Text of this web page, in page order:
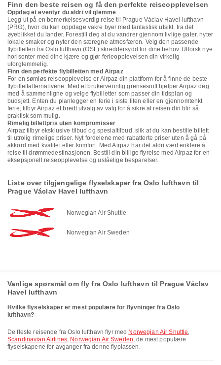
Finn den beste reisen og få den perfekte reiseopplevelsen
Oppdag et eventyr du aldri vil glemme
Legg ut på en bemerkelsesverdig reise til Prague Václav Havel lufthavn
(PRG), hvor du kan oppdage vakre byer med fantastisk utsikt, fra det
øyeblikket du lander. Forestill deg at du vandrer gjennom livlige gater, nyter
lokale smaker og nyter den særegne atmosfæren. Velg den passende
flybilletten fra Oslo lufthavn (OSL) skreddersydd for dine behov. Utforsk nye
horisonter med dine kjære og gjør ferieopplevelsen din virkelig
uforglemmelig.
Finn den perfekte flybilletten med Airpaz
For en sømløs reiseopplevelse er Airpaz din plattform for å finne de beste
flybillettalternativene. Med et brukervennlig grensesnitt hjelper Airpaz deg
med å sammenligne og velge flybilletter som passer din tidsplan og
budsjett. Enten du planlegger en ferie i siste liten eller en gjennomtenkt
ferie, tilbyr Airpaz et bredt utvalg av valg for å sikre at reisen din blir så
praktisk som mulig.
Rimelig billettpris uten kompromisser
Airpaz tilbyr eksklusive tilbud og spesialtilbud, slik at du kan bestille billett
til utrolig rimelige priser. Nyt fordelene med rabatterte priser uten å gå på
akkord med kvalitet eller komfort. Med Airpaz har det aldri vært enklere å
reise til drømmedestinasjonen. Bestill din billige flyreise med Airpaz for en
eksepsjonell reiseopplevelse og uslåelige besparelser.
Liste over tilgjengelige flyselskaper fra Oslo lufthavn til
Prague Václav Havel lufthavn
Norwegian Air Shuttle
Norwegian Air Sweden
Vanlige spørsmål om fly fra Oslo lufthavn til Prague Václav
Havel lufthavn
Hvilke flyselskaper er mest populære for flyvninger fra Oslo
lufthavn?
De fleste reisende fra Oslo lufthavn flyr med Norwegian Air Shuttle,
Scandinavian Airlines, Norwegian Air Sweden, de mest populære
flyselskapene for avganger fra denne flyplassen.